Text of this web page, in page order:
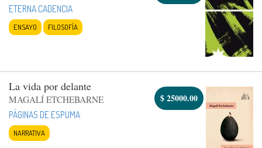
ETERNA CADENCIA
ENSAYO FILOSOFÍA
La vida por delante
MAGALÍ ETCHEBARNE
PÁGINAS DE ESPUMA
NARRATIVA
$25000.00